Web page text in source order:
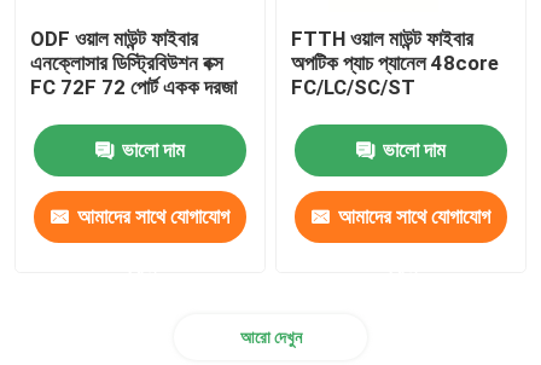
ODF ওয়াল মাউন্ট ফাইবার
এনক্লোসার ডিস্ট্রিবিউশন বক্স
FC 72F 72 পোর্ট একক দরজা
ভালো দাম
আমাদের সাথে যোগাযোগ
FTTH ওয়াল মাউন্ট ফাইবার
অপটিক প্যাচ প্যানেল 48core
FC/LC/SC/ST
ভালো দাম
আমাদের সাথে যোগাযোগ
আরো দেখুন